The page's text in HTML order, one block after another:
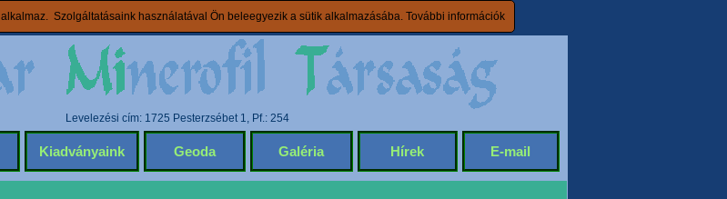
Szolgáltatásaink használatával Ön beleegyezik a sütik alkalmazásába. További információk
Levelezési cím: 1725 Pesterzsébet 1, Pf.: 254
Kiadványaink Geoda Galéria Hírek E-mail